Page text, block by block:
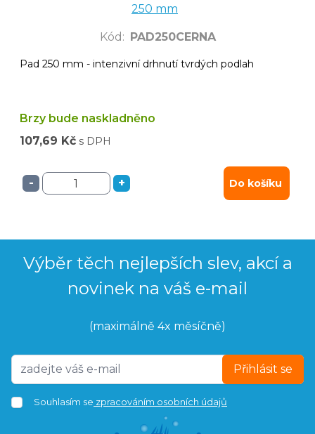
250 mm
Kód : PAD250CERNA
Pad 250 mm - intenzivní drhnutí tvrdých podlah
Brzy bude naskladněno
107,69 Kč s DPH
- + Do košíku
Výběr těch nejlepších slev, akcí a
novinek na váš e-mail
(maximálně 4x měsíčně)
Přihlásit se
Souhlasím se zpracováním osobních údajů